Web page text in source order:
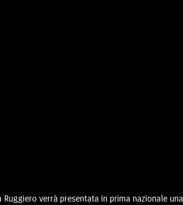
verrà presentata in prima nazionale una